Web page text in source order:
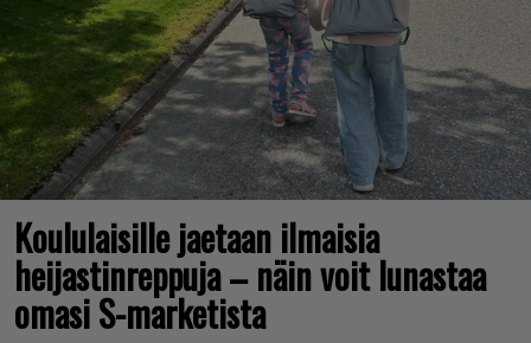
Koululaisille jaetaan ilmaisia
heijastinreppuja – näin voit lunastaa
omasi S-marketista